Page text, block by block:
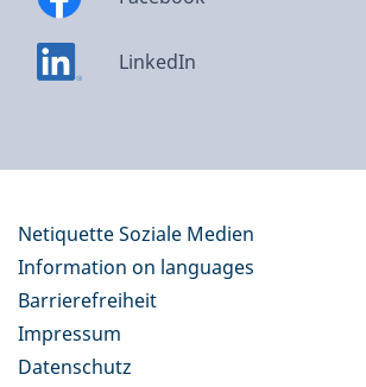
LinkedIn
Netiquette Soziale Medien
Information on languages
Barrierefreiheit
Impressum
Datenschutz